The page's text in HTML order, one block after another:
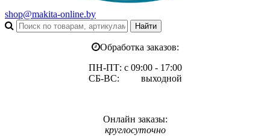
shop@makita-online.by
Обработка заказов:
ПН-ПТ: с 09:00 - 17:00
СБ-ВС: выходной
Онлайн заказы:
круглосуточно